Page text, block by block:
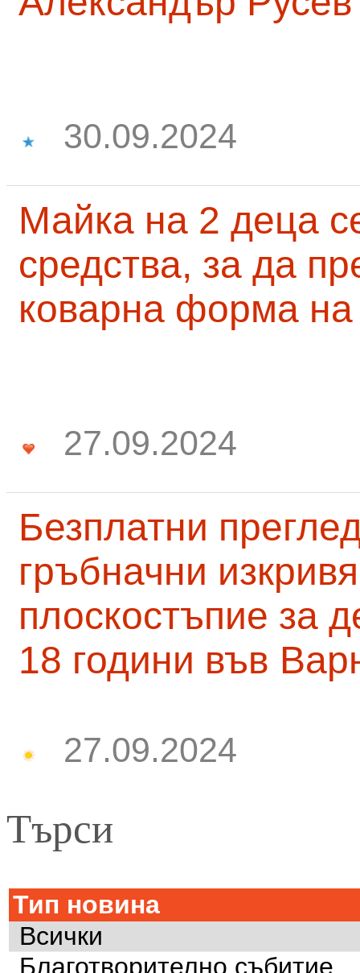
30.09.2024
Майка на 2 деца
средства, за да
коварна форма на
27.09.2024
Безплатни
гръбначни
плоскостъпие за
18 години във
27.09.2024
Търси
Тип новина
Всички
Благотворително събитие